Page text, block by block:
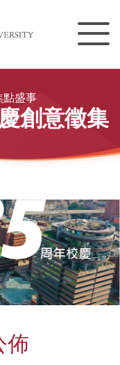
點盛事
創意徵集
佈